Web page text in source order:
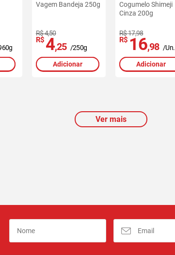
Vagem Bandeja 250g
R$ 4,50
R$ 4,25 /250g
Adicionar
Cogumelo Shimeji
Cinza 200g
R$ 17,98
R$ 16,98 /Un.
Adicionar
Ver mais